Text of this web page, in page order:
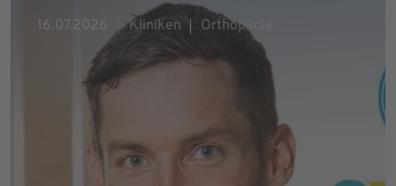
16.07.2026 Kliniken Orthopädie